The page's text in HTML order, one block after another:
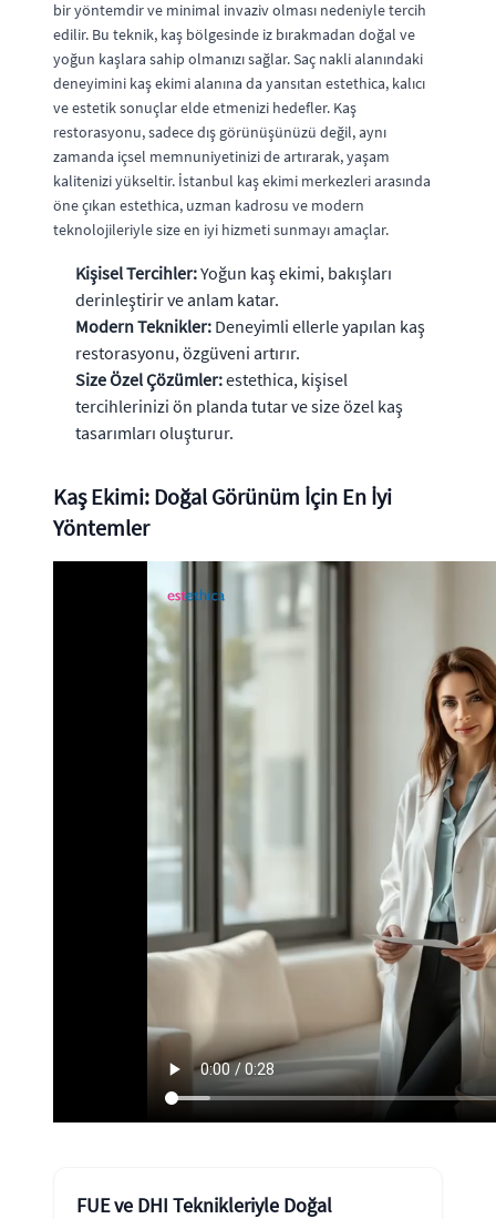
bir yöntemdir ve minimal invaziv olması nedeniyle tercih
edilir. Bu teknik, kaş bölgesinde iz bırakmadan doğal ve
yoğun kaşlara sahip olmanızı sağlar. Saç nakli alanındaki
deneyimini kaş ekimi alanına da yansıtan estethica, kalıcı
ve estetik sonuçlar elde etmenizi hedefler. Kaş
restorasyonu, sadece dış görünüşünüzü değil, aynı
zamanda içsel memnuniyetinizi de artırarak, yaşam
kalitenizi yükseltir. İstanbul kaş ekimi merkezleri arasında
öne çıkan estethica, uzman kadrosu ve modern
teknolojileriyle size en iyi hizmeti sunmayı amaçlar.
Kişisel Tercihler:Yoğun kaş ekimi, bakışları
derinleştirir ve anlam katar.
Modern Teknikler: Deneyimli ellerle yapılan kaş
restorasyonu, özgüveni artırır.
Size Özel Çözümler:estethica, kişisel
tercihlerinizi ön planda tutar ve size özel kaş
tasarımları oluşturur.
Kaş Ekimi: Doğal Görünüm İçin En İyi
Yöntemler
FUE ve DHI Teknikleriyle Doğal